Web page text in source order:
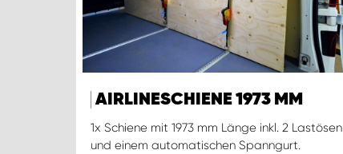
AIRLINESCHIENE 1973 MM
1x Schiene mit 1973 mm Länge inkl. 2 Lastösen
und einem automatischen Spanngurt.